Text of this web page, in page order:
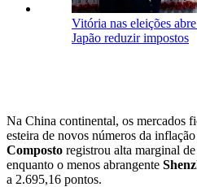
Vitória nas eleições
Japão reduzir impostos
Na China continental, os mercados
esteira de novos números da
Composto registrou alta marginal
enquanto o menos abrangente
a 2.695,16 pontos.